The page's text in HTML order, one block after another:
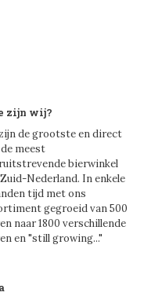
zijn wij?
de grootste en direct
meest
bierwinkel
Nederland. In enkele
tijd met ons
gegroeid van 500
naar 1800 verschillende
en "still growing..."